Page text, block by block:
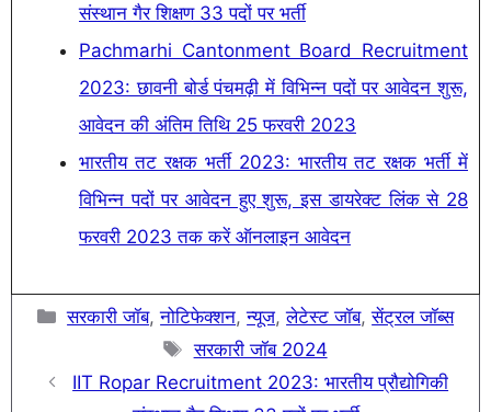
संस्थान गैर शिक्षण 33 पदों पर भर्ती
Pachmarhi Cantonment Board Recruitment
2023: छावनी बोर्ड पंचमढ़ी में विभिन्न पदों पर आवेदन शुरू,
आवेदन की अंतिम तिथि 25 फरवरी 2023
भारतीय तट रक्षक भर्ती 2023: भारतीय तट रक्षक भर्ती में
विभिन्न पदों पर आवेदन हुए शुरू, इस डायरेक्ट लिंक से 28
फरवरी 2023 तक करें ऑनलाइन आवेदन
Categories
सरकारी जॉब,नोटिफेक्शन,न्यूज,लेटेस्ट जॉब,सेंट्रल जॉब्स
Tags
सरकारी जॉब 2024
IIT Ropar Recruitment 2023: भारतीय प्रौद्योगिकी